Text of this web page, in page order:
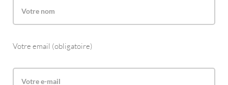
Votre email (obligatoire)